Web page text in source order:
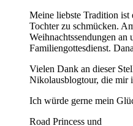
Meine liebste Tradition ist
Tochter zu schmücken.
Weihnachtssendungen an
Familiengottesdienst.
Vielen Dank an dieser
Nikolausblogtour, die mir
Ich würde gerne mein
Road Princess und